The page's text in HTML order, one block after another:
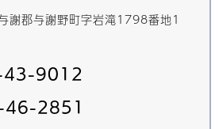
謝郡与謝野町字岩滝1798番地1
9012
2851